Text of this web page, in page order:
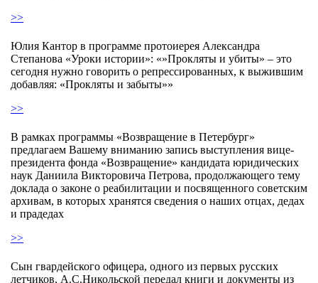
>>
Юлия Кантор в программе протоиерея Александра
Степанова «Уроки истории»: «»Прокляты и убиты» – это
сегодня нужно говорить о репрессированных, к выжившим
добавляя: «Прокляты и забыты»»
>>
В рамках программы «Возвращение в Петербург»
предлагаем Вашему вниманию запись выступления вице-
президента фонда «Возвращение» кандидата юридических
наук Даниила Викторовича Петрова, продолжающего тему
доклада о законе о реабилитации и посвященного советским
архивам, в которых хранятся сведения о наших отцах, дедах
и прадедах
>>
Сын гвардейского офицера, одного из первых русских
летчиков, А.С.Никольской передал книги и документы из